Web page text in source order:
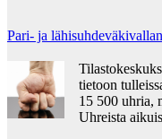
Pari- ja
tietoon
15 500 uhria,
Uhreista